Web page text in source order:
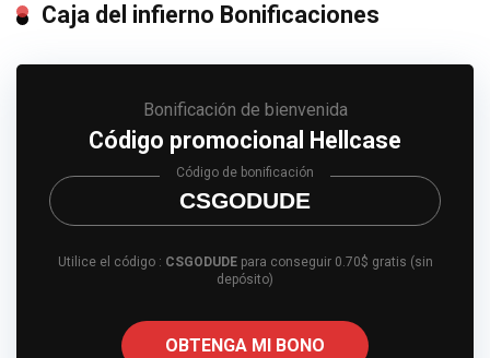
Caja del infierno Bonificaciones
Bonificación de bienvenida
Código promocional Hellcase
CSGODUDE
Código de bonificación
Utilice el código : CSGODUDEpara conseguir 0.70$ gratis (sin
depósito)
OBTENGA MI BONO